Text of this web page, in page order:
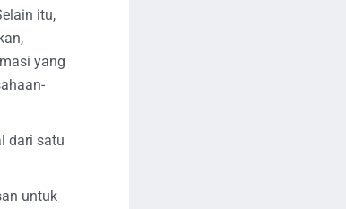
itu,
yang
dari satu
untuk